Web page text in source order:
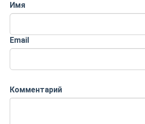
Имя
Email
Комментарий